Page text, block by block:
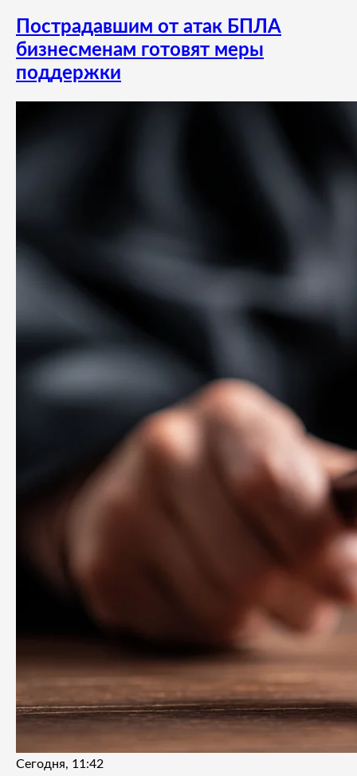
Пострадавшим от атак БПЛА
бизнесменам готовят меры
поддержки
Сегодня, 11:42